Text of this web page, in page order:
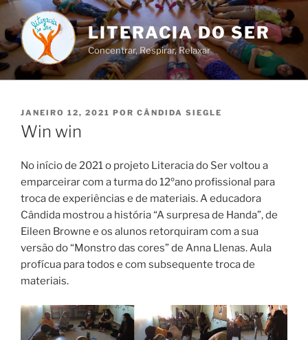
Saltar
para
o
conteúdo
LITERACIA DO SER
Concentrar, Respirar, Relaxar
PUBLICADO
EM
JANEIRO 12, 2021 POR CÂNDIDA SIEGLE
Win win
No início de 2021 o projeto Literacia do Ser voltou a
emparceirar com a turma do 12ºano profissional para
troca de experiências e de materiais. A educadora
Cândida mostrou a história “A surpresa de Handa”, de
Eileen Browne e os alunos retorquiram com a sua
versão do “Monstro das cores” de Anna Llenas. Aula
profícua para todos e com subsequente troca de
materiais.